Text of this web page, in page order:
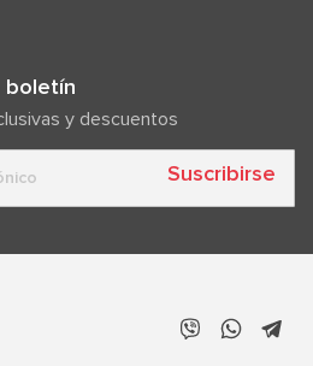
boletín
y descuentos
Suscribirse